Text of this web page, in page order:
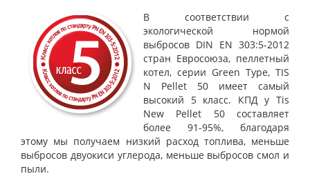
В соответствии с
экологической нормой
выбросов DIN EN 303:5-2012
стран Евросоюза, пеллетный
котел, серии Green Type, TIS
N Pellet 50 имеет самый
высокий 5 класс. КПД у Tis
New Pellet 50 составляет
более 91-95%, благодаря
этому мы получаем низкий расход топлива, меньше
выбросов двуокиси углерода, меньше выбросов смол и
пыли.